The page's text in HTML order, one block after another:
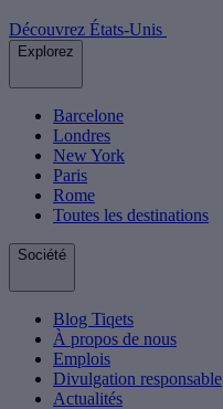
Découvrez États-Unis
Explorez
Barcelone
Londres
New York
Paris
Rome
Toutes les destinations
Société
Blog Tiqets
À propos de nous
Emplois
Divulgation responsable
Actualités